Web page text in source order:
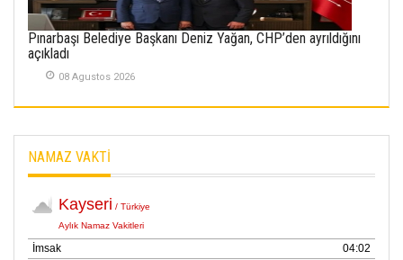
Pınarbaşı Belediye Başkanı Deniz Yağan, CHP’den ayrıldığını
açıkladı
08 Agustos 2026
NAMAZ VAKTİ